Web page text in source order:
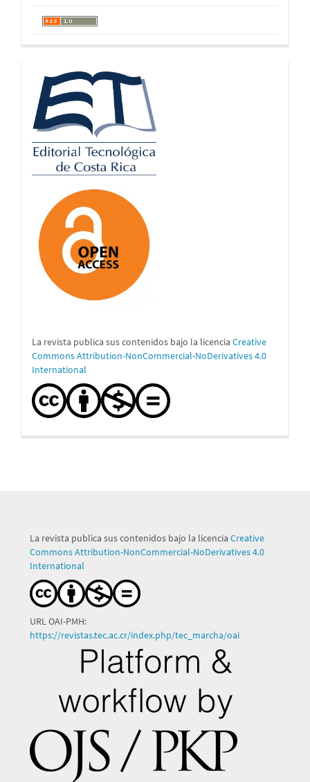
logos
La revista publica sus contenidos bajo la licencia Creative
Commons Attribution-NonCommercial-NoDerivatives 4.0
International
La revista publica sus contenidos bajo la licencia Creative
Commons Attribution-NonCommercial-NoDerivatives 4.0
International
URL OAI-PMH:
https://revistas.tec.ac.cr/index.php/tec_marcha/oai